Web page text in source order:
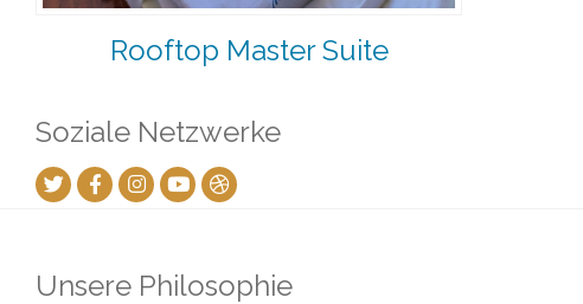
Rooftop Master Suite
Soziale Netzwerke
Unsere Philosophie